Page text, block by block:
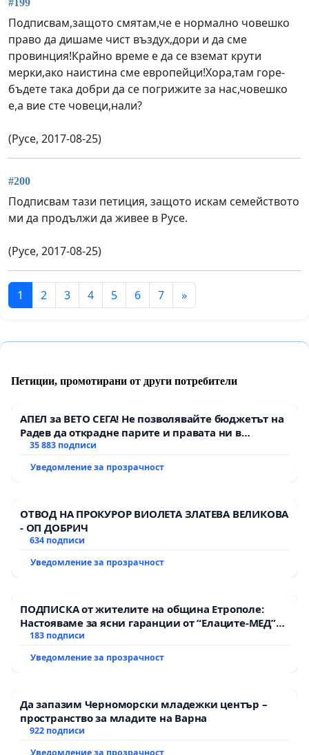
Подписвам,защото смятам,че е нормално човешко
право да дишаме чист въздух,дори и да сме
провинция!Крайно време е да се вземат крути
мерки,ако наистина сме европейци!Хора,там горе-
бъдете така добри да се погрижите за нас,човешко
е,а вие сте човеци,нали?
(Русе, 2017-08-25)
#200
Подписвам тази петиция, защото искам семейството
ми да продължи да живее в Русе.
(Русе, 2017-08-25)
1 2 3 4 5 6 7 »
Петиции, промотирани от други потребители
АПЕЛ за ВЕТО СЕГА! Не позволявайте бюджетът на
Радев да открадне парите и правата ни в
тъмното
35 883 подписи
Уведомление за прозрачност
ОТВОД НА ПРОКУРОР ВИОЛЕТА ЗЛАТЕВА ВЕЛИКОВА
- ОП ДОБРИЧ
634 подписи
Уведомление за прозрачност
ПОДПИСКА от жителите на община Етрополе:
Настояваме за ясни гаранции от “Елаците-МЕД”
АД и от държавата, че ще се изпълнят всички
183 подписи
Уведомление за прозрачност
Да запазим Черноморски младежки център –
пространство за младите на Варна
922 подписи